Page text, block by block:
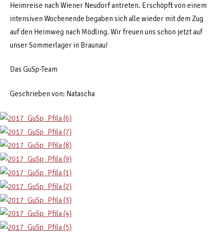
Heimreise nach Wiener Neudorf antreten. Erschöpft von einem
intensiven Wochenende begaben sich alle wieder mit dem Zug
auf den Heimweg nach Mödling. Wir freuen uns schon jetzt auf
unser Sommerlager in Braunau!
Das GuSp-Team
Geschrieben von: Natascha